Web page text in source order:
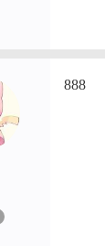
888